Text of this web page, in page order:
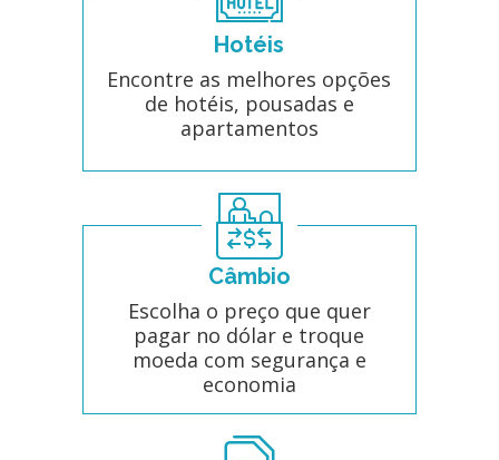
Hotéis
Encontre as melhores opções
de hotéis, pousadas e
apartamentos
Câmbio
Escolha o preço que quer
pagar no dólar e troque
moeda com segurança e
economia